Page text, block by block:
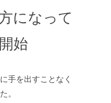
になって
始
手を出すことなく
。